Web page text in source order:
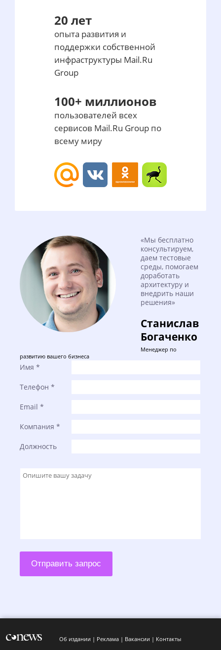
20 лет
опыта развития и
поддержки собственной
инфраструктуры Mail.Ru
Group
100+ миллионов
пользователей всех
сервисов Mail.Ru Group по
всему миру
«Мы бесплатно
консультируем,
даем тестовые
среды, помогаем
доработать
архитектуру и
внедрить наши
решения»
Станислав
Богаченко
Менеджер по
развитию вашего бизнеса
Имя *
Телефон *
Email *
Компания *
Должность
Отправить запрос
Об издании Реклама Вакансии Контакты